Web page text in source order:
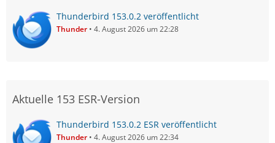
Thunderbird 153.0.2 veröffentlicht
Thunder 4. August 2026 um 22:28
Aktuelle 153 ESR-Version
Thunderbird 153.0.2 ESR veröffentlicht
Thunder 4. August 2026 um 22:34